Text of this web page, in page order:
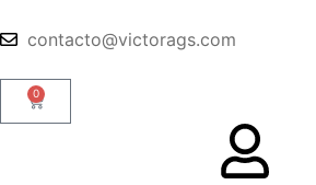
contacto@victorags.com
0